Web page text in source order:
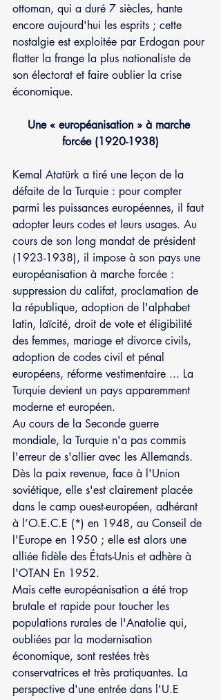
ottoman, qui a duré 7 siècles, hante
encore aujourd'hui les esprits ; cette
nostalgie est exploitée par Erdogan pour
flatter la frange la plus nationaliste de
son électorat et faire oublier la crise
économique.
Une « européanisation » à marche
forcée (1920-1938)
Kemal Atatürk a tiré une leçon de la
défaite de la Turquie : pour compter
parmi les puissances européennes, il faut
adopter leurs codes et leurs usages. Au
cours de son long mandat de président
(1923-1938), il impose à son pays une
européanisation à marche forcée :
suppression du califat, proclamation de
la république, adoption de l'alphabet
latin, laïcité, droit de vote et éligibilité
des femmes, mariage et divorce civils,
adoption de codes civil et pénal
européens, réforme vestimentaire ... La
Turquie devient un pays apparemment
moderne et européen.
Au cours de la Seconde guerre
mondiale, la Turquie n'a pas commis
l'erreur de s'allier avec les Allemands.
Dès la paix revenue, face à l'Union
soviétique, elle s'est clairement placée
dans le camp ouest-européen, adhérant
à l’O.E.C.E (*) en 1948, au Conseil de
l'Europe en 1950 ; elle est alors une
alliée fidèle des États-Unis et adhère à
l'OTAN En 1952.
Mais cette européanisation a été trop
brutale et rapide pour toucher les
populations rurales de l'Anatolie qui,
oubliées par la modernisation
économique, sont restées très
conservatrices et très pratiquantes. La
perspective d'une entrée dans l'U.E